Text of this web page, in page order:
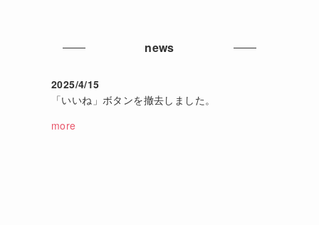
news
2025/4/15
「いいね」ボタンを撤去しました。
more